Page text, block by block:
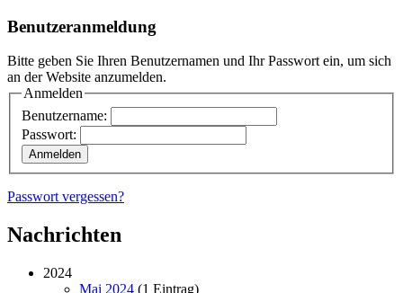
Benutzeranmeldung
Bitte geben Sie Ihren Benutzernamen und Ihr Passwort ein, um sich
an der Website anzumelden.
Anmelden
Benutzername:
Passwort:
Passwort vergessen?
Nachrichten
2024
Mai 2024 (1 Eintrag)